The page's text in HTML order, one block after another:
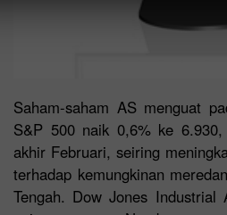
Saham-saham AS menguat
S&P 500 naik 0,6% ke
akhir Februari, seiring
terhadap kemungkinan
Tengah. Dow Jones Industrial